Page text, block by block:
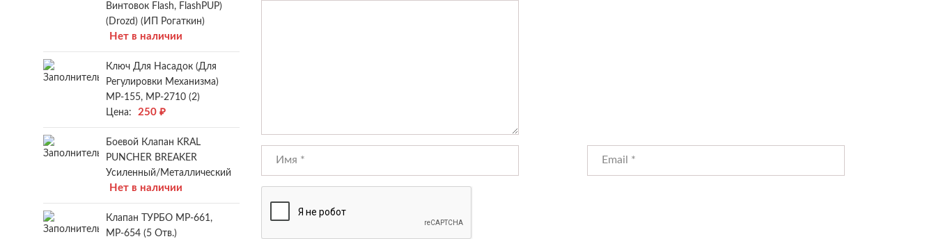
Винтовок Flash, FlashPUP)
(Drozd) (ИП Рогаткин)
Нет в наличии
Ключ Для Насадок (для
Регулировки Механизма)
МР-155, МР-2710 (2)
Цена:
250 ₽
Боевой Клапан KRAL
PUNCHER BREAKER
Усиленный/металлический
Нет в наличии
Клапан ТУРБО МР-661,
МР-654 (5 Отв.)